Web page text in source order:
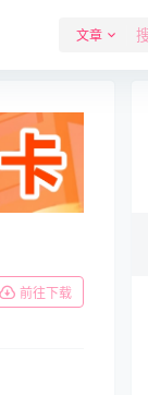
文章
前往下载